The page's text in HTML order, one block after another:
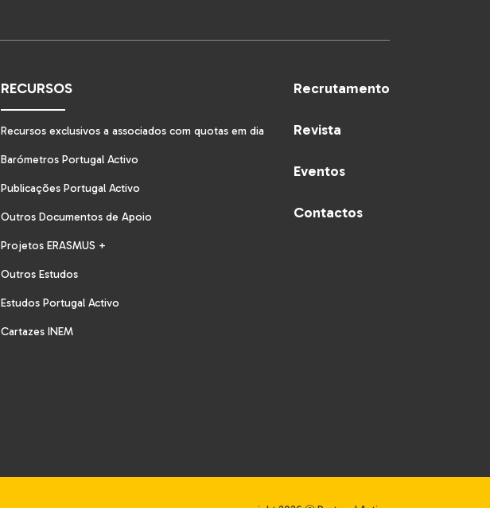
RECURSOS
Recursos exclusivos a associados com quotas em dia
Barómetros Portugal Activo
Publicações Portugal Activo
Outros Documentos de Apoio
Projetos ERASMUS +
Outros Estudos
Estudos Portugal Activo
Cartazes INEM
Recrutamento
Revista
Eventos
Contactos